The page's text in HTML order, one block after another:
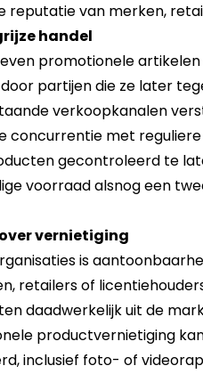
reputatie van merken,
handel
promotionele
partijen die ze later
verkoopkanalen
concurrentie met reguliere
gecontroleerd te
voorraad alsnog een
vernietiging
is
retailers of
daadwerkelijk uit de
productvernietiging
inclusief foto- of